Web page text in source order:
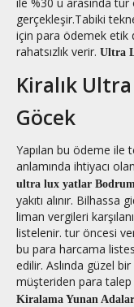
gerçekleşir.Tabiki
için para ödemek etik
rahatsızlık verir. Ultra
Kiralık
Göcek
Yapılan bu ödeme ile
anlamında ihtiyacı
ultra lux yatlar
yakıtı alınır. Bilhassa
liman vergileri
listelenir. tur öncesi
bu para harcama
edilir. Aslında güzel
müşteriden para
Kiralama Yunan